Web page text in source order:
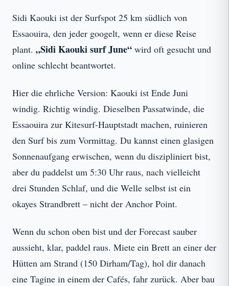
Sidi Kaouki ist der Surfspot 25 km südlich von
Essaouira, den jeder googelt, wenn er diese Reise
plant. „Sidi Kaouki surf June“ wird oft gesucht und
online schlecht beantwortet.
Hier die ehrliche Version: Kaouki ist Ende Juni
windig. Richtig windig. Dieselben Passatwinde, die
Essaouira zur Kitesurf-Hauptstadt machen, ruinieren
den Surf bis zum Vormittag. Du kannst einen glasigen
Sonnenaufgang erwischen, wenn du diszipliniert bist,
aber du paddelst um 5:30 Uhr raus, nach vielleicht
drei Stunden Schlaf, und die Welle selbst ist ein
okayes Strandbrett – nicht der Anchor Point.
Wenn du schon oben bist und der Forecast sauber
aussieht, klar, paddel raus. Miete ein Brett an einer der
Hütten am Strand (150 Dirham/Tag), hol dir danach
eine Tagine in einem der Cafés, fahr zurück. Aber bau